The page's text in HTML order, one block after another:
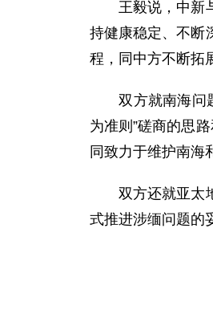
王毅说，中新与
持健康稳定、不断
程，同中方不断拓
双方就南海问题
为准则”磋商的思
同致力于维护南海
双方还就亚太地
式推进涉缅问题的